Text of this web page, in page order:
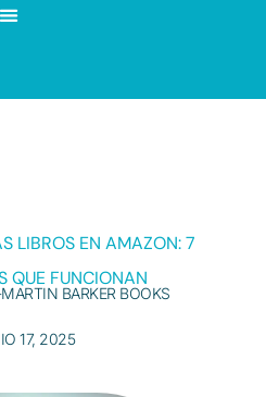
LIBROS EN AMAZON: 7
QUE FUNCIONAN
BARKER BOOKS
17, 2025